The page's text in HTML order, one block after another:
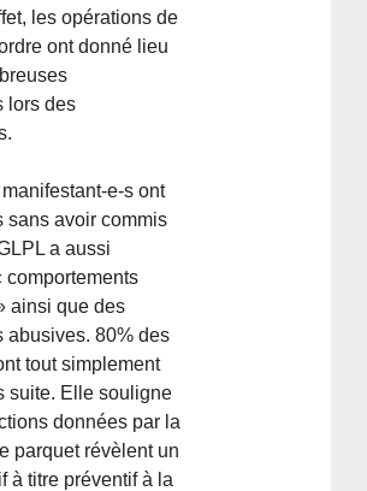
les opérations de
ont donné lieu
lors des
e-s ont
sans avoir commis
a aussi
comportements
ainsi que des
abusives. 80% des
tout simplement
suite. Elle souligne
données par la
parquet révèlent un
à titre préventif à la